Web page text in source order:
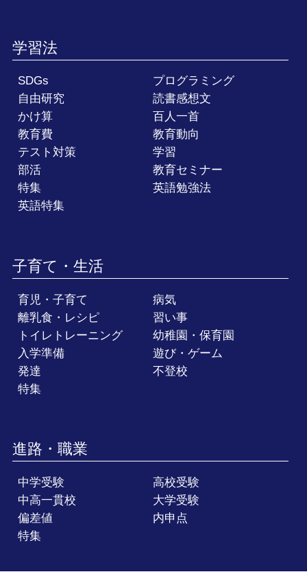
学習法
SDGs
プログラミング
自由研究
読書感想文
かけ算
百人一首
教育費
教育動向
テスト対策
学習
部活
教育セミナー
特集
英語勉強法
英語特集
子育て・生活
育児・子育て
病気
離乳食・レシピ
習い事
トイレトレーニング
幼稚園・保育園
入学準備
遊び・ゲーム
発達
不登校
特集
進路・職業
中学受験
高校受験
中高一貫校
大学受験
偏差値
内申点
特集